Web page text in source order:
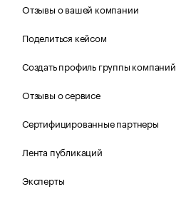
Отзывы о вашей компании
Поделиться кейсом
Создать профиль группы компаний
Отзывы о сервисе
Сертифицированные партнеры
Лента публикаций
Эксперты